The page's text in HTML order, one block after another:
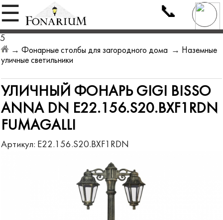
☰ 📞
5
→Фонарные столбы для загородного дома → Наземные
уличные светильники
УЛИЧНЫЙ ФОНАРЬ GIGI BISSO
ANNA DN E22.156.S20.BXF1RDN
FUMAGALLI
Артикул: E22.156.S20.BXF1RDN